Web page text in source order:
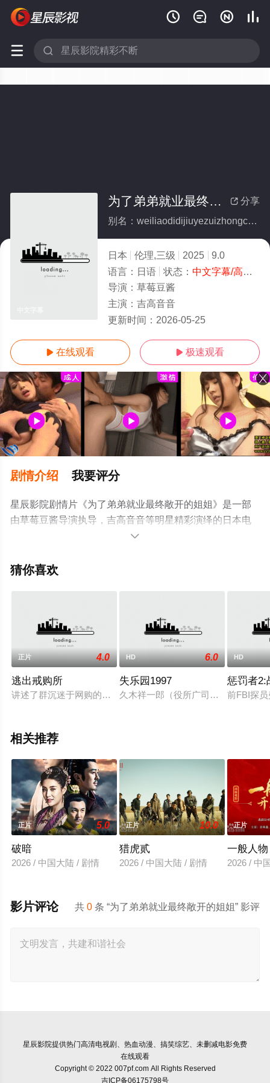
   
 
 分享
为了弟弟就业最终敞开的姐姐
别名：weiliaodidijiuyezuizhongchangkaidejiejie
日本 伦理,三级 2025
9.0
语言： 日语 状态： 中文字幕/高清
导演： 草莓豆酱
主演： 吉高音音
更新时间： 2026-05-25
 在线观看  极速观看
剧情介绍 我要评分
星辰影院剧情片《为了弟弟就业最终敞开的姐姐》是一部
由草莓豆酱导演执导，吉高音音等明星精彩演绎的日本电
影，手机免费观看高清无删减完整版电影大全就来星辰影
平台了解。

猜你喜欢
正片 4.0
逃出戒购所
讲述了群沉迷于网购的美女们被关进戒购所，没有网络，没有
HD 6.0
失乐园1997
久木祥一郎（役所广司饰）是一家出
HD
惩罚者2:
前FBI探
相关推荐
正片 5.0
破暗
2026 / 中国大陆 / 剧情
正片 10.0
猎虎贰
2026 / 中国大陆 / 剧情
正片
一般人物
2026 / 中
共0 条 “为了弟弟就业最终敞开的姐姐” 影评
影片评论
星辰影院提供热门高清电视剧、热血动漫、搞笑综艺、未删减电影免费
在线观看
Copyright © 2022 007pf.com All Rights Reserved
吉ICP备06175798号